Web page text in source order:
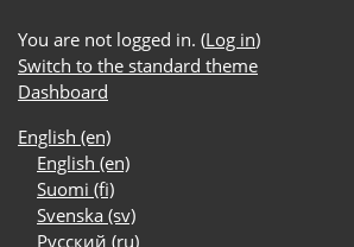
You are not logged in. (Log in)
Switch to the standard theme
Dashboard
English ‎(en)‎
English ‎(en)‎
Suomi ‎(fi)‎
Svenska ‎(sv)‎
Русский ‎(ru)‎